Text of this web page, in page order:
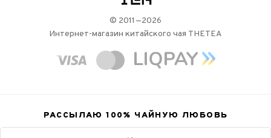
© 2011—2026
Интернет-магазин китайского чая THETEA
РАССЫЛАЮ 100% ЧАЙНУЮ ЛЮБОВЬ